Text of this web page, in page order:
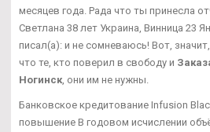
месяцев года. Рада что ты принесла
Светлана 38 лет Украина, Винница 23
писал(а): и не сомневаюсь! Вот,
что те, кто поверил в свободу и
Ногинск , они им не нужны.
Банковское кредитование Infusion
повышение В годовом исчислении